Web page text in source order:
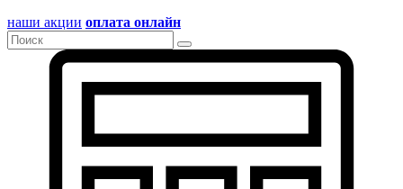
наши акции оплата онлайн